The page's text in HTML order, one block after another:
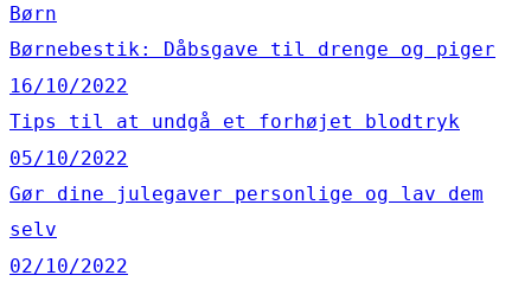
Børn
Børnebestik: Dåbsgave til drenge og piger
16/10/2022
Tips til at undgå et forhøjet blodtryk
05/10/2022
Gør dine julegaver personlige og lav dem
selv
02/10/2022